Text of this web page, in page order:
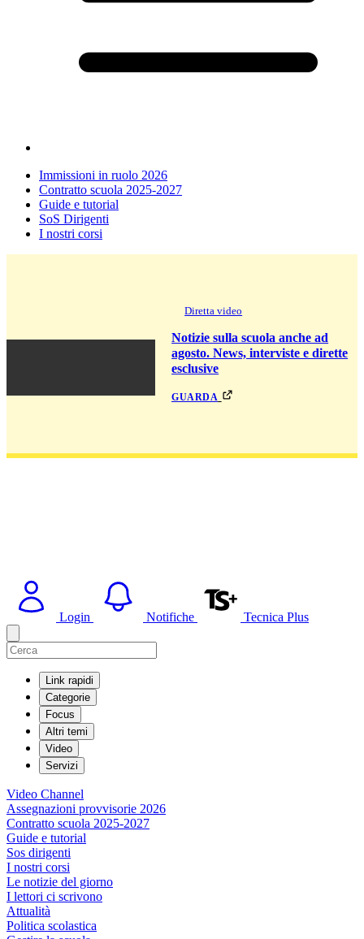
Immissioni in ruolo 2026
Contratto scuola 2025-2027
Guide e tutorial
SoS Dirigenti
I nostri corsi
Diretta video
Notizie sulla scuola anche ad
agosto. News, interviste e dirette
esclusive
guarda
Login Notifiche Tecnica Plus
Link rapidi
Categorie
Focus
Altri temi
Video
Servizi
Video Channel
Assegnazioni provvisorie 2026
Contratto scuola 2025-2027
Guide e tutorial
Sos dirigenti
I nostri corsi
Le notizie del giorno
I lettori ci scrivono
Attualità
Politica scolastica